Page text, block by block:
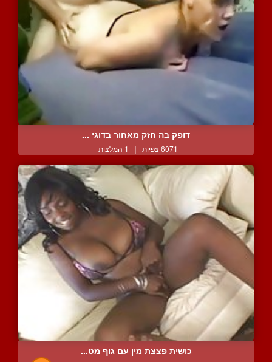
דופק בה חזק מאחור בדוגי ...
6071 צפיות | 1 המלצות
כושית פצצת מין עם גוף מט...